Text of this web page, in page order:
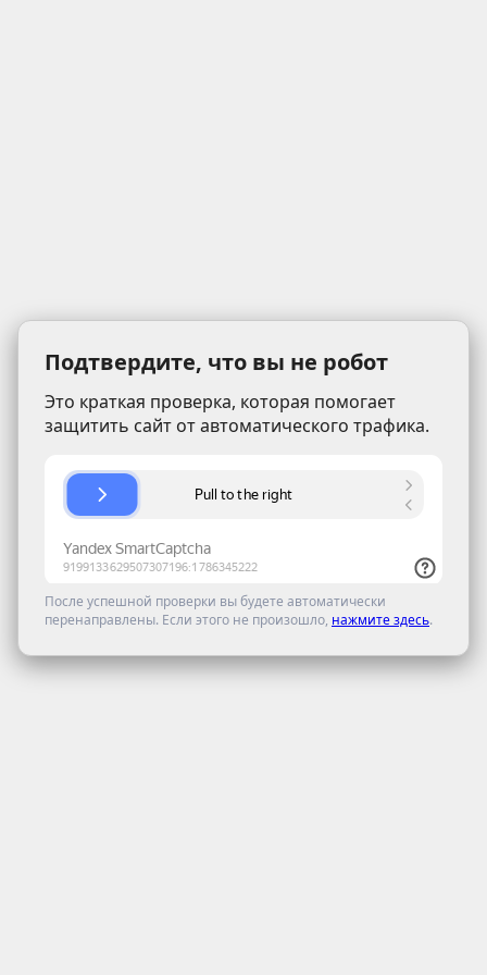
Подтвердите, что вы не робот
Это краткая проверка, которая помогает
защитить сайт от автоматического трафика.
После успешной проверки вы будете автоматически
перенаправлены. Если этого не произошло, нажмите здесь.